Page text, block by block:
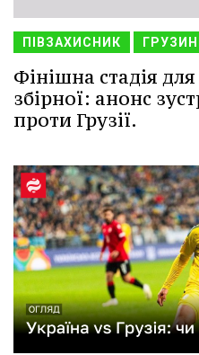
ПІВЗАХИСНИК
Фінішна стадія
збірної: анонс
проти Грузії.